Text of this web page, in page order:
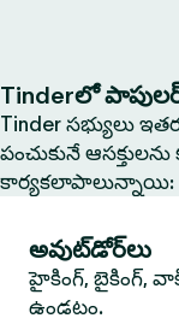
Tinderలో పాపులర్
Tinder సభ్యులు
పంచుకునే
కార్యకలాపాలున్నాయి:
అవుట్‌డోర్‌లు
హైకింగ్, బైకింగ్,
ఉండటం.